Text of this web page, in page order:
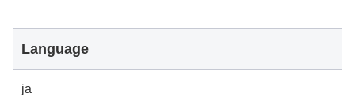
Language
ja